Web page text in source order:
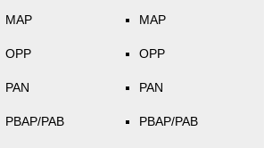
MAP
OPP
PAN
PBAP/PAB
MAP
OPP
PAN
PBAP/PAB